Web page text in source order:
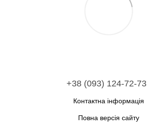
+38 (093) 124-72-73
Контактна інформація
Повна версія сайту